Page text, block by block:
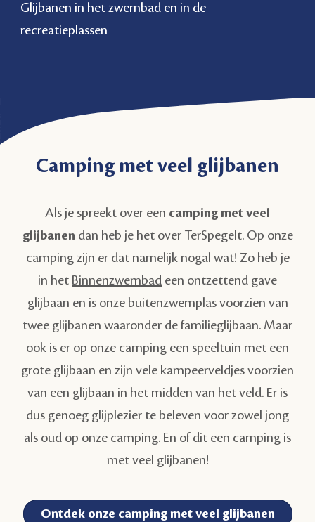
Glijbanen in het zwembad en in de
recreatieplassen
Camping met veel glijbanen
Als je spreekt over een camping met veel
glijbanen dan heb je het over TerSpegelt. Op onze
camping zijn er dat namelijk nogal wat! Zo heb je
in het Binnenzwembad een ontzettend gave
glijbaan en is onze buitenzwemplas voorzien van
twee glijbanen waaronder de familieglijbaan. Maar
ook is er op onze camping een speeltuin met een
grote glijbaan en zijn vele kampeerveldjes voorzien
van een glijbaan in het midden van het veld. Er is
dus genoeg glijplezier te beleven voor zowel jong
als oud op onze camping. En of dit een camping is
met veel glijbanen!
Ontdek onze camping met veel glijbanen